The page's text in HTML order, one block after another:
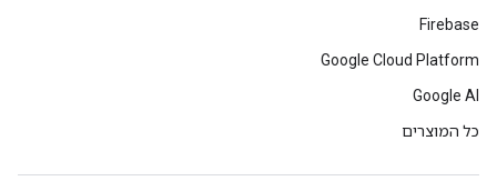
Firebase
Google Cloud Platform
Google AI
כל המוצרים